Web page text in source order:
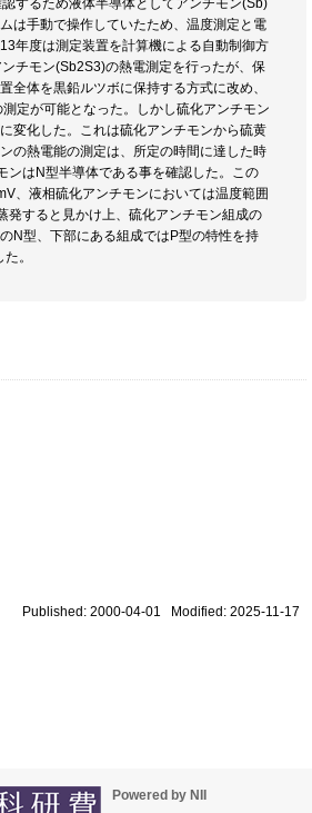
するため液体半導体としてアンチモン(Sb)
は手動で操作していたため、温度測定と電
年度は測定装置を計算機による自動制御方
チモン(Sb2S3)の熱電測定を行ったが、保
体を黒鉛ルツボに保持する方式に改め、
定が可能となった。しかし硫化アンチモン
変化した。これは硫化アンチモンから硫黄
の熱電能の測定は、所定の時間に達した時
ンはN型半導体である事を確認した。この
、液相硫化アンチモンにおいては温度範囲
すると見かけ上、硫化アンチモン組成の
N型、下部にある組成ではP型の特性を持
。
Published: 2000-04-01 Modified: 2025-11-17
Powered by NII